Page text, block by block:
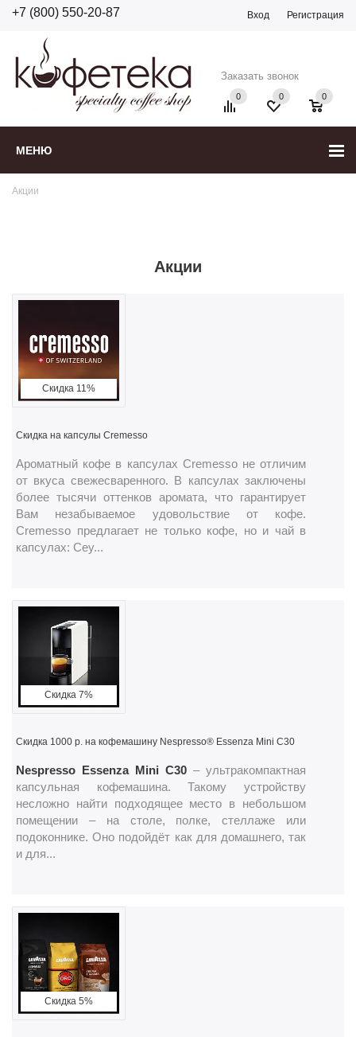
+7 (800) 550-20-87 Вход Регистрация
МЕНЮ
Заказать звонок
0 0
0
Акции
Акции
Скидка 11%
Скидка на капсулы Cremesso
Ароматный кофе в капсулах Cremesso не отличим
от вкуса свежесваренного. В капсулах заключены
более тысячи оттенков аромата, что гарантирует
Вам незабываемое удовольствие от кофе.
Cremesso предлагает не только кофе, но и чай в
капсулах: Cey...
Скидка 7%
Скидка 1000 р. на кофемашину Nespresso® Essenza Mini C30
Nespresso Essenza Mini C30 – ультракомпактная
капсульная кофемашина. Такому устройству
несложно найти подходящее место в небольшом
помещении – на столе, полке, стеллаже или
подоконнике. Оно подойдёт как для домашнего, так
и для...
Скидка 5%